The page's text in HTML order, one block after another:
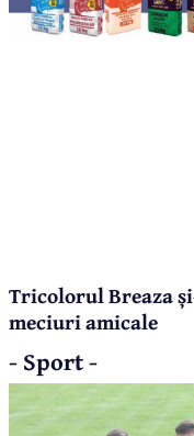
Tricolorul Breaza
meciuri amicale
- Sport -